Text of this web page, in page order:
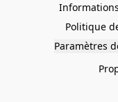
Politique
Paramètres